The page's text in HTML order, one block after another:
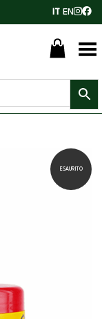
IT EN
Toggle Menu
ESAURITO